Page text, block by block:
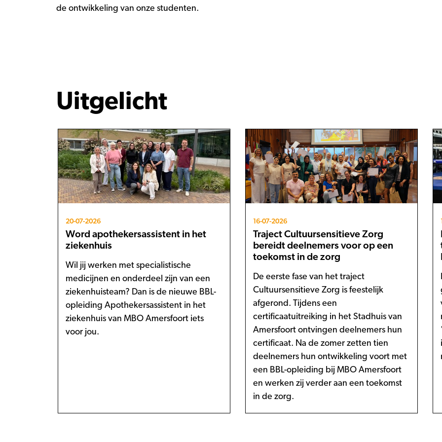
de ontwikkeling van onze studenten.
Uitgelicht
20-07-2026
Word apothekersassistent in het
ziekenhuis
Wil jij werken met specialistische
medicijnen en onderdeel zijn van een
ziekenhuisteam? Dan is de nieuwe BBL-
opleiding Apothekersassistent in het
ziekenhuis van MBO Amersfoort iets
voor jou.
16-07-2026
Traject Cultuursensitieve Zorg
bereidt deelnemers voor op een
toekomst in de zorg
De eerste fase van het traject
Cultuursensitieve Zorg is feestelijk
afgerond. Tijdens een
certificaatuitreiking in het Stadhuis van
Amersfoort ontvingen deelnemers hun
certificaat. Na de zomer zetten tien
deelnemers hun ontwikkeling voort met
een BBL-opleiding bij MBO Amersfoort
en werken zij verder aan een toekomst
in de zorg.